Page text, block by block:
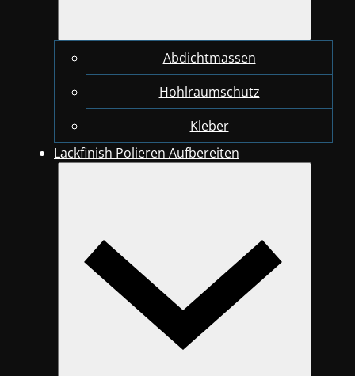
Abdichtmassen
Hohlraumschutz
Kleber
Lackfinish Polieren Aufbereiten